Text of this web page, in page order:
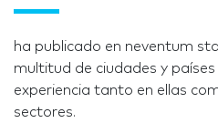
ha publicado en neventum
multitud de ciudades y
experiencia tanto en ellas
sectores.